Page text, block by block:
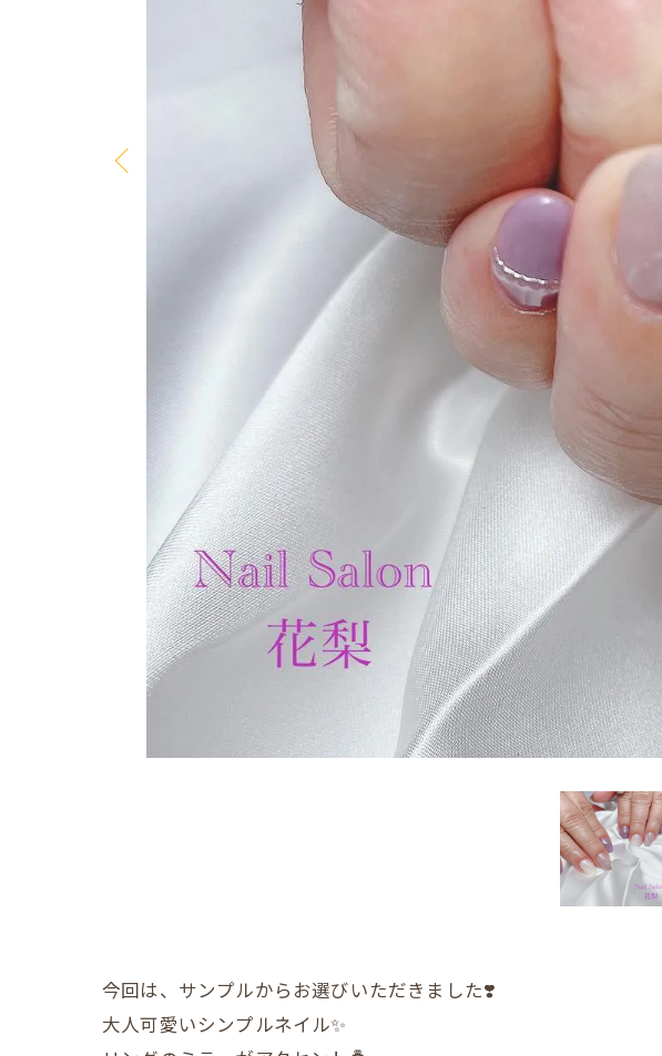
今回は、サンプルからお選びいただきました❣️
大人可愛いシンプルネイル✨️